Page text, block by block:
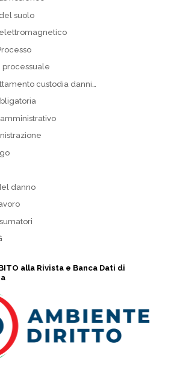
suolo
custodia danni…
danno
alla Rivista e Banca Dati di